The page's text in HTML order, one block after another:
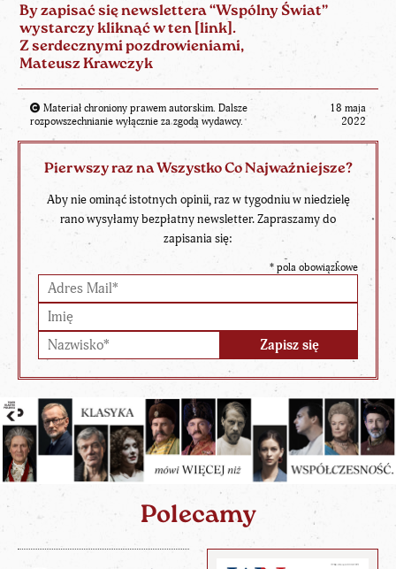
By zapisać się newslettera “Wspólny Świat”
wystarczy kliknąć w ten [link ].
Z serdecznymi pozdrowieniami,
Mateusz Krawczyk
Materiał chroniony prawem autorskim. Dalsze
rozpowszechnianie wyłącznie za zgodą wydawcy.
18 maja
2022
Pierwszy raz na Wszystko Co Najważniejsze?
Aby nie ominąć istotnych opinii, raz w tygodniu w niedzielę
rano wysyłamy bezpłatny newsletter. Zapraszamy do
zapisania się:
* pola obowiązkowe
Polecamy